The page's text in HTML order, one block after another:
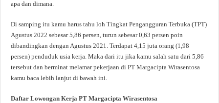
apa dan dimana.
Di samping itu kamu harus tahu loh Tingkat Pengangguran Terbuka (TPT)
Agustus 2022 sebesar 5,86 persen, turun sebesar 0,63 persen poin
dibandingkan dengan Agustus 2021. Terdapat 4,15 juta orang (1,98
persen) penduduk usia kerja. Maka dari itu jika kamu salah satu dari 5,86
tersebut dan berminat melamar pekerjaan di PT Margacipta Wirasentosa
kamu baca lebih lanjut di bawah ini.
Daftar Lowongan Kerja PT Margacipta Wirasentosa